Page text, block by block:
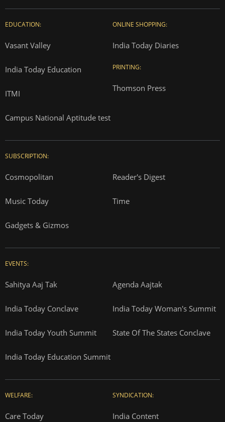
EDUCATION:
Vasant Valley
India Today Education
ITMI
Campus National Aptitude test
ONLINE SHOPPING:
India Today Diaries
PRINTING:
Thomson Press
SUBSCRIPTION:
Cosmopolitan Reader's Digest
Music Today Time
Gadgets & Gizmos
EVENTS:
Sahitya Aaj Tak Agenda Aajtak
India Today Conclave India Today Woman's Summit
India Today Youth Summit State Of The States Conclave
India Today Education Summit
WELFARE:
Care Today
SYNDICATION:
India Content